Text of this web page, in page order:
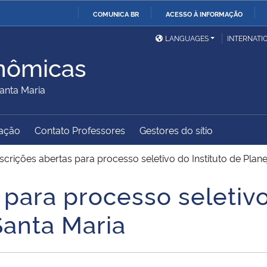
COMUNICA BR ACESSO À INFORMAÇÃO
Ministério da Defesa
Ministério das Relações
Exteriores
Ministério da Cidadania
Ministério do
Desenvolvimento Regional
Controladoria-Geral da
União
Advocacia-Geral da União Banco Central do Brasil
LANGUAGES
Maria
Contato Professores Gestores do sítio
abertas para processo seletivo do Instituto de
processo
Maria